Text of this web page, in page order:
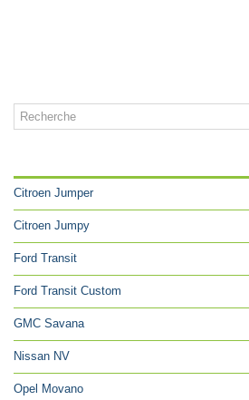
Citroen Jumper
Citroen Jumpy
Ford Transit
Ford Transit Custom
GMC Savana
Nissan NV
Opel Movano